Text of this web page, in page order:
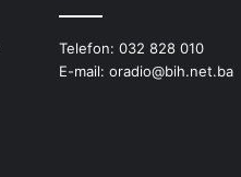
Telefon: 032 828 010
E-mail: oradio@bih.net.ba